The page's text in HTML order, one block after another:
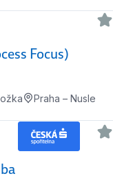
Focus)
Praha – Nusle